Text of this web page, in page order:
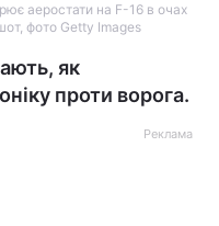
аеростати на F-16 в очах
фото Getty Images
як
проти ворога.
Реклама